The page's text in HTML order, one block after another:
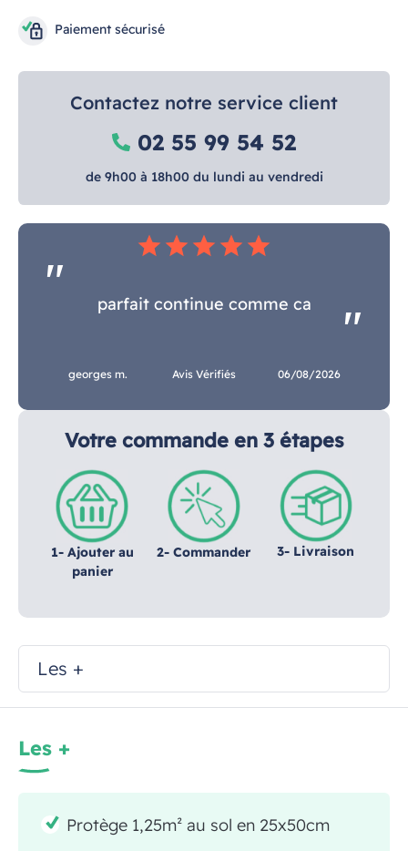
Paiement sécurisé
Contactez notre service client
02 55 99 54 52
de 9h00 à 18h00 du lundi au vendredi
Votre commande en 3 étapes
1- Ajouter au
panier
2- Commander 3- Livraison
star star star star star
parfait continue comme ca
georges m. Avis Vérifiés 06/08/2026
Les +
Les +
Protège 1,25m² au sol en 25x50cm